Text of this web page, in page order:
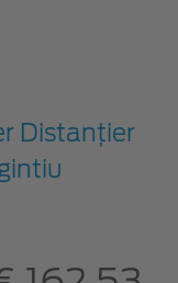
Distanțier